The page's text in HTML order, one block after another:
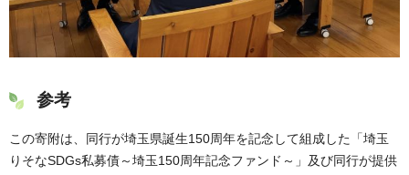
参考
この寄附は、同行が埼玉県誕生150周年を記念して組成した「埼玉
りそなSDGs私募債～埼玉150周年記念ファンド～」及び同行が提供